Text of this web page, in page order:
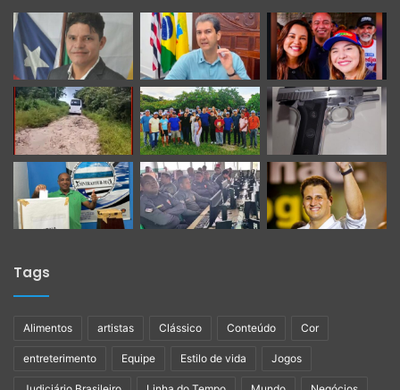
Tags
Alimentos artistas Clássico Conteúdo Cor
entreterimento Equipe Estilo de vida Jogos